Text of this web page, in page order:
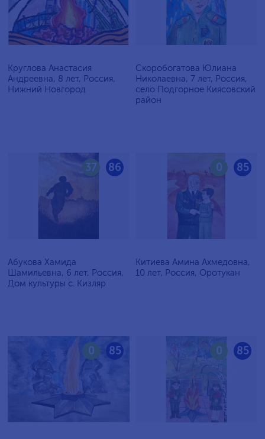
Круглова Анастасия
Андреевна, 8 лет, Россия,
Нижний Новгород
Скоробогатова Юлиана
Николаевна, 7 лет, Россия,
село Подгорное Киясовский
район
86
37
Абукова Хамида
Шамильевна, 6 лет, Россия,
Дом культуры с. Кизляр
85
0
Китиева Амина Ахмедовна,
10 лет, Россия, Оротукан
85
0 85
0